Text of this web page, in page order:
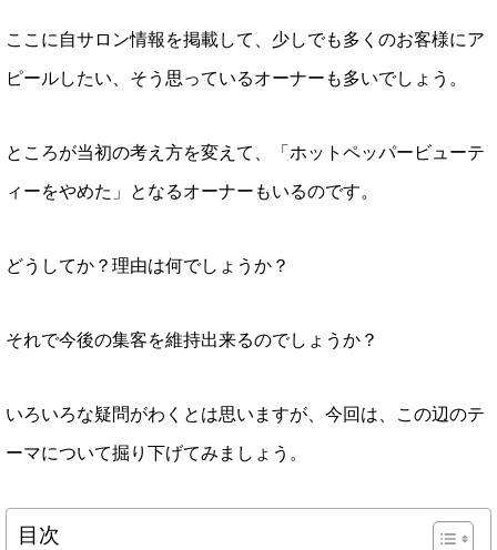
ここに自サロン情報を掲載して、少しでも多くのお客様にア
ピールしたい、そう思っているオーナーも多いでしょう。
ところが当初の考え方を変えて、「ホットペッパービューテ
ィーをやめた」となるオーナーもいるのです。
どうしてか？理由は何でしょうか？
それで今後の集客を維持出来るのでしょうか？
いろいろな疑問がわくとは思いますが、今回は、この辺のテ
ーマについて掘り下げてみましょう。
目次